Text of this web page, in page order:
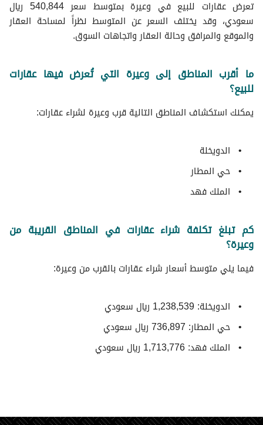
تعرض عقارات للبيع في وعيرة بمتوسط سعر 540,844 ريال
سعودي، وقد يختلف السعر عن المتوسط نظراً لمساحة العقار
والموقع والمرافق وحالة العقار واتجاهات السوق.
ما أقرب المناطق إلى وعيرة التي تُعرض فيها عقارات
للبيع؟
يمكنك استكشاف المناطق التالية قرب وعيرة لشراء عقارات:
الدويخلة
حي المطار
الملك فهد
كم تبلغ تكلفة شراء عقارات في المناطق القريبة من
وعيرة؟
فيما يلي متوسط ​​أسعار شراء عقارات بالقرب من وعيرة:
الدويخلة: 1,238,539 ريال سعودي
حي المطار: 736,897 ريال سعودي
الملك فهد: 1,713,776 ريال سعودي